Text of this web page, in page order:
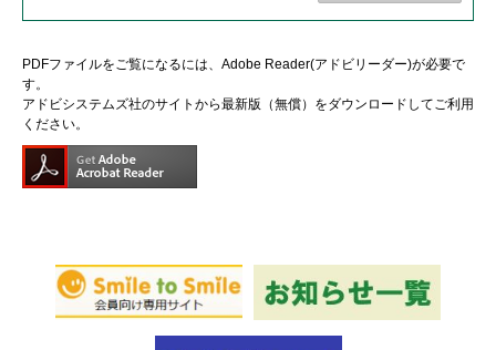
PDFファイルをご覧になるには、Adobe Reader(アドビリーダー)が必要で
す。
アドビシステムズ社のサイトから最新版（無償）をダウンロードしてご利用
ください。